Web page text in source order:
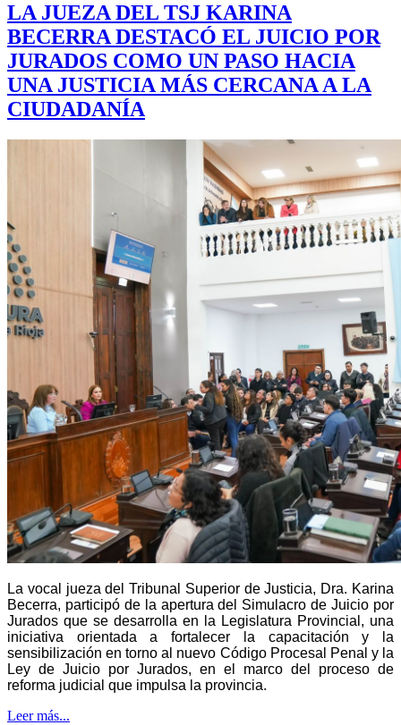
LA JUEZA DEL TSJ KARINA
BECERRA DESTACÓ EL JUICIO POR
JURADOS COMO UN PASO HACIA
UNA JUSTICIA MÁS CERCANA A LA
CIUDADANÍA
La vocal jueza del Tribunal Superior de Justicia, Dra. Karina
Becerra, participó de la apertura del Simulacro de Juicio por
Jurados que se desarrolla en la Legislatura Provincial, una
iniciativa orientada a fortalecer la capacitación y la
sensibilización en torno al nuevo Código Procesal Penal y la
Ley de Juicio por Jurados, en el marco del proceso de
reforma judicial que impulsa la provincia.
Leer más...